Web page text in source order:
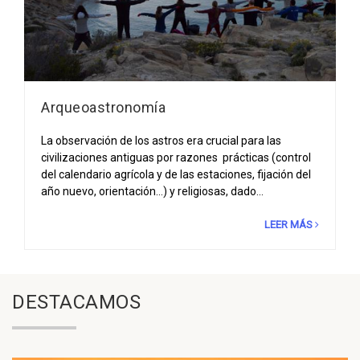
Arqueoastronomía
La observación de los astros era crucial para las
civilizaciones antiguas por razones prácticas (control
del calendario agrícola y de las estaciones, fijación del
año nuevo, orientación…) y religiosas, dado…
LEER MÁS
DESTACAMOS